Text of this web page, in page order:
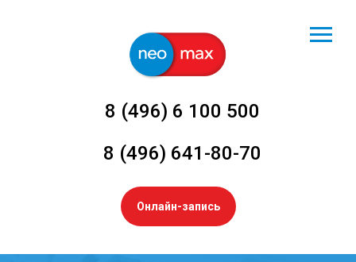
8 (496) 6 100 500
8 (496) 641-80-70
Онлайн-запись